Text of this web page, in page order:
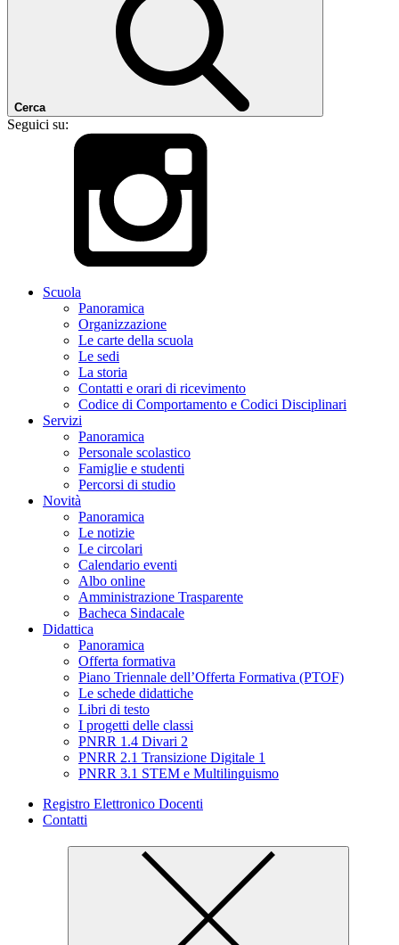
Cerca
Seguici su:
Scuola
Panoramica
Organizzazione
Le carte della scuola
Le sedi
La storia
Contatti e orari di ricevimento
Codice di Comportamento e Codici Disciplinari
Servizi
Panoramica
Personale scolastico
Famiglie e studenti
Percorsi di studio
Novità
Panoramica
Le notizie
Le circolari
Calendario eventi
Albo online
Amministrazione Trasparente
Bacheca Sindacale
Didattica
Panoramica
Offerta formativa
Piano Triennale dell’Offerta Formativa (PTOF)
Le schede didattiche
Libri di testo
I progetti delle classi
PNRR 1.4 Divari 2
PNRR 2.1 Transizione Digitale 1
PNRR 3.1 STEM e Multilinguismo
Registro Elettronico Docenti
Contatti